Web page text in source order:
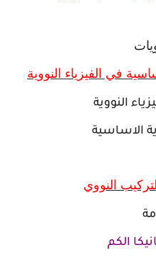
في الفيزياء النووية
النووية
الاساسية
النووي
الكم